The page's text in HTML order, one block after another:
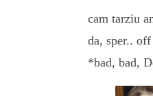
cam tarziu
da, sper..
*bad, bad,